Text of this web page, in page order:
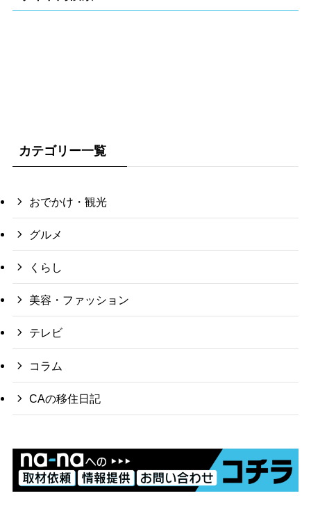
カテゴリー一覧
おでかけ・観光
グルメ
くらし
美容・ファッション
テレビ
コラム
CAの移住日記